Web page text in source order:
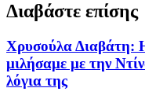
Διαβάστε επίσης
Χρυσούλα Διαβάτη:
μιλήσαμε με την
λόγια της